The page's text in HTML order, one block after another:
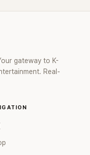
gateway to K-
Real-